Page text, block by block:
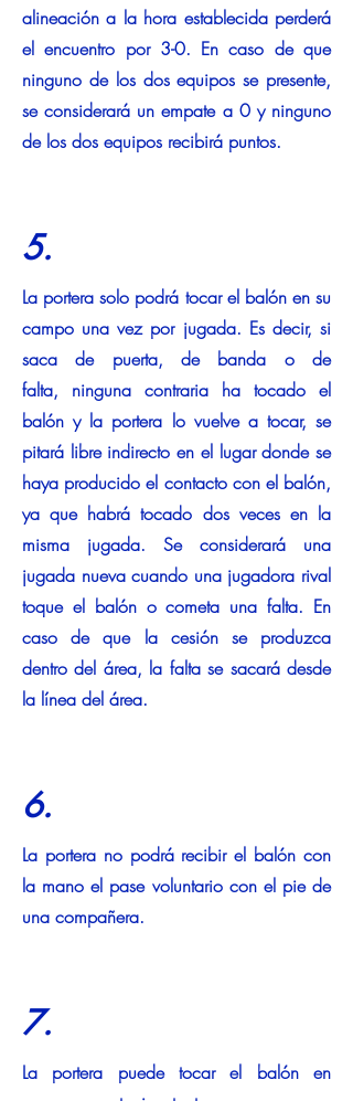
alineación a la hora establecida perderá
el encuentro por 3-0. En caso de que
ninguno de los dos equipos se presente,
se considerará un empate a 0 y ninguno
de los dos equipos recibirá puntos.
5.
La portera solo podrá tocar el balón en su
campo una vez por jugada. Es decir, si
saca de puerta, de banda o de
falta, ninguna contraria ha tocado el
balón y la portera lo vuelve a tocar, se
pitará libre indirecto en el lugar donde se
haya producido el contacto con el balón,
ya que habrá tocado dos veces en la
misma jugada. Se considerará una
jugada nueva cuando una jugadora rival
toque el balón o cometa una falta. En
caso de que la cesión se produzca
dentro del área, la falta se sacará desde
la línea del área.
6.
La portera no podrá recibir el balón con
la mano el pase voluntario con el pie de
una compañera.
7.
La portera puede tocar el balón en